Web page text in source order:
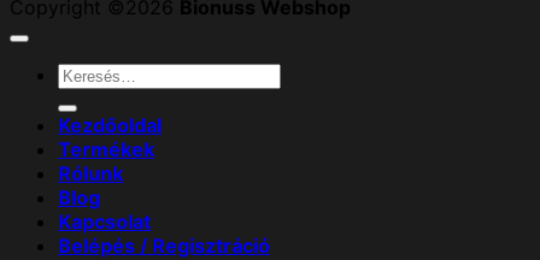
Copyright ©2026 Bionuss Webshop
Keresés
következőre:
Kezdőoldal
Termékek
Rólunk
Blog
Kapcsolat
Belépés / Regisztráció